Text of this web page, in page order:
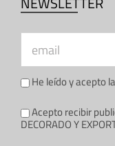
He leído y acepto la
Acepto recibir
DECORADO Y